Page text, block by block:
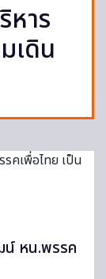
หาร
เดิน
น์ หน.พรรค